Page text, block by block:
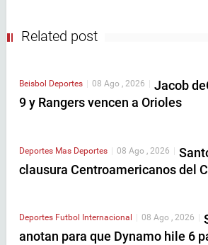
Related post
Beisbol Deportes 08 Ago , 2026
Jacob
9 y Rangers vencen a Orioles
Deportes Mas Deportes 08 Ago , 2026
clausura Centroamericanos del
Deportes Futbol Internacional 08 Ago , 2026
anotan para que Dynamo hile 6